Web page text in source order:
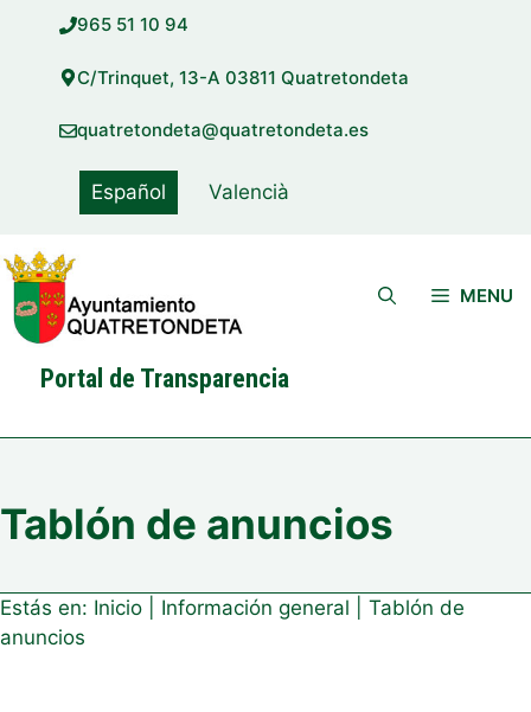
contenido
965 51 10 94
C/Trinquet, 13-A 03811 Quatretondeta
quatretondeta@quatretondeta.es
Español Valencià
MENU
Portal de Transparencia
Tablón de anuncios
Estás en: Inicio Información general
Tablón de
anuncios